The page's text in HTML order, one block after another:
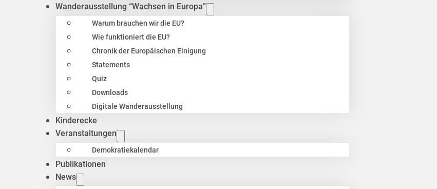
Wanderausstellung “Wachsen in Europa”
Warum brauchen wir die EU?
Wie funktioniert die EU?
Chronik der Europäischen Einigung
Statements
Quiz
Downloads
Digitale Wanderausstellung
Kinderecke
Veranstaltungen
Demokratiekalendar
Publikationen
News